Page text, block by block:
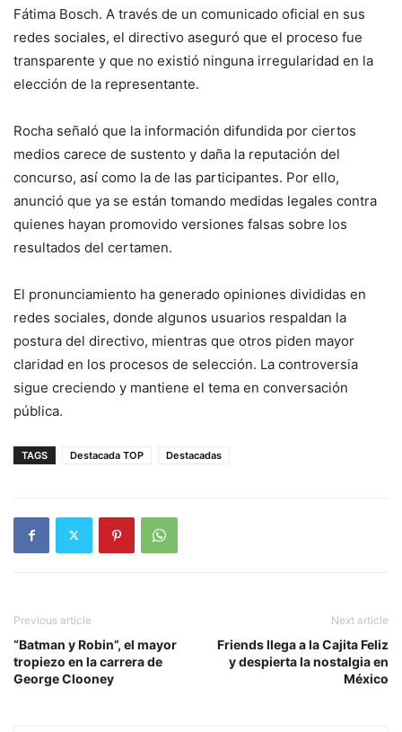
Fátima Bosch. A través de un comunicado oficial en sus
redes sociales, el directivo aseguró que el proceso fue
transparente y que no existió ninguna irregularidad en la
elección de la representante.
Rocha señaló que la información difundida por ciertos
medios carece de sustento y daña la reputación del
concurso, así como la de las participantes. Por ello,
anunció que ya se están tomando medidas legales contra
quienes hayan promovido versiones falsas sobre los
resultados del certamen.
El pronunciamiento ha generado opiniones divididas en
redes sociales, donde algunos usuarios respaldan la
postura del directivo, mientras que otros piden mayor
claridad en los procesos de selección. La controversia
sigue creciendo y mantiene el tema en conversación
pública.
TAGS Destacada TOP Destacadas
Previous article
“Batman y Robin”, el mayor
tropiezo en la carrera de
George Clooney
Next article
Friends llega a la Cajita Feliz
y despierta la nostalgia en
México